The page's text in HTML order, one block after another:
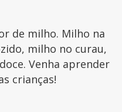
de milho. Milho na
milho no curau,
Venha aprender
crianças!